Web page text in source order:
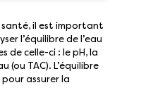
santé, il est important
l’équilibre de l’eau
de celle-ci : le pH, la
(ou TAC). L’équilibre
assurer la